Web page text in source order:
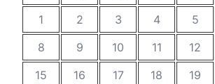
1
2 3 4 5
8
9 10 11 12
15
16 17 18 19